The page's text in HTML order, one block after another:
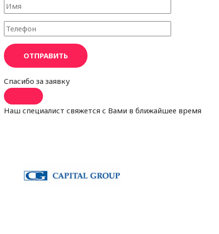
ОТПРАВИТЬ
Спасибо за заявку
Наш специалист свяжется с Вами в ближайшее время